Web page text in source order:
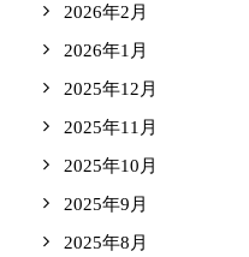
2026年2月
2026年1月
2025年12月
2025年11月
2025年10月
2025年9月
2025年8月